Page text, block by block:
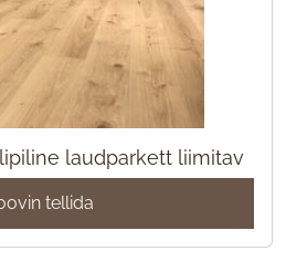
laudparkett liimitav
tellida